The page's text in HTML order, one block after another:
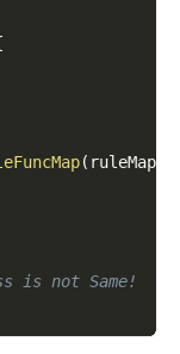
( ruleMap
is not Same!